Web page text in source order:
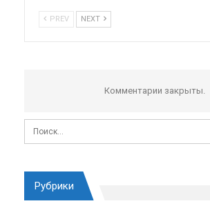
PREV NEXT
Комментарии закрыты.
Рубрики